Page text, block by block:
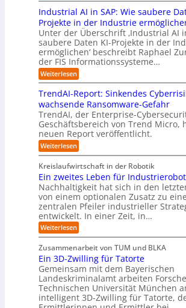
r
u
n
g
s
l
ö
s
u
n
g
e
n
u
s
t
r
i
e
a
u
t
o
m
a
t
i
s
i
e
r
u
n
g
a
l
u
s
i
n
s
s
E
c
o
s
y
s
t
e
m
o
n
F
o
r
m
w
a
y
O
r
g
w
ä
c
h
s
t
w
e
i
t
e
r
t
M
i
s
s
t
r
a
u
e
n
g
e
g
e
n
b
e
r
n
i
c
-
e
u
r
o
a
r
s
h
i
l
f
t
b
e
i
d
e
r
O
r
i
e
n
i
e
r
u
n
g
Industrial AI in SAP: Wie saubere
Projekte in der Industrie
Unter der Überschrift ‚Industrial AI
saubere Daten KI-Projekte in der
ermöglichen‘ beschreibt Raphael
der FIS Informationssysteme…
Weiterlesen:
I
n
d
u
s
t
r
i
a
l
A
I
i
n
S
P
:
W
i
e
s
a
u
b
e
r
TrendAI-Report: Sinkendes
wachsende Ransomware-Gefahr
TrendAI, der Enterprise-
Geschäftsbereich von Trend Micro,
neuen Report veröffentlicht.
Weiterlesen:
T
e
n
d
A
-
R
e
p
o
t
:
S
i
n
k
Kreislaufwirtschaft in der Robotik
Ein zweites Leben für
Nachhaltigkeit hat sich in den
von einem optionalen Zusatz zu
zentralen Pfeiler industrieller
entwickelt. In einer Zeit, in…
Weiterlesen:
E
n
z
w
e
i
t
e
Zusammenarbeit von TUM und BLKA
Ein 3D-Zwilling für Tatorte
Gemeinsam mit dem Bayerischen
Landeskriminalamt arbeiten
Technischen Universität München
intelligent 3D-Zwilling für Tatorte,